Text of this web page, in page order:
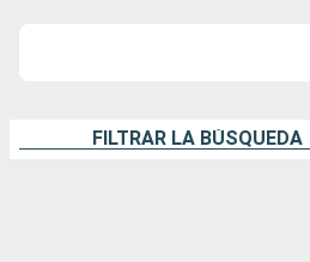
FILTRAR LA BÚSQUEDA